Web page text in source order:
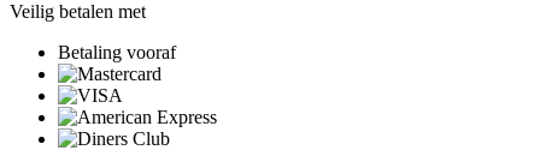
Veilig betalen met
Betaling vooraf